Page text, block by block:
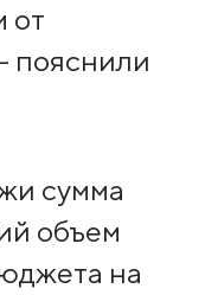
от
пояснили
сумма
объем
на